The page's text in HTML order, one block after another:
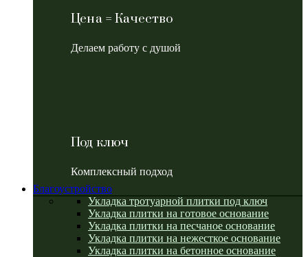
Цена = Качество
Делаем работу с душой
Под ключ
Комплексный подход
Благоустройство
Укладка тротуарной плитки под ключ
Укладка плитки на готовое основание
Укладка плитки на песчаное основание
Укладка плитки на нежесткое основание
Укладка плитки на бетонное основание